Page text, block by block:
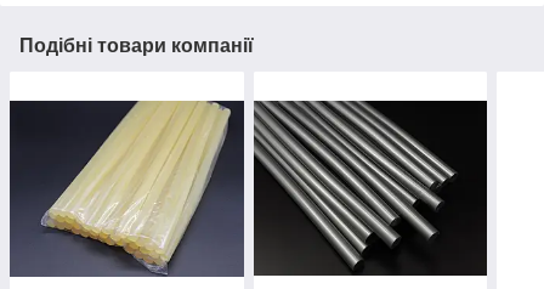
Подібні товари компанії